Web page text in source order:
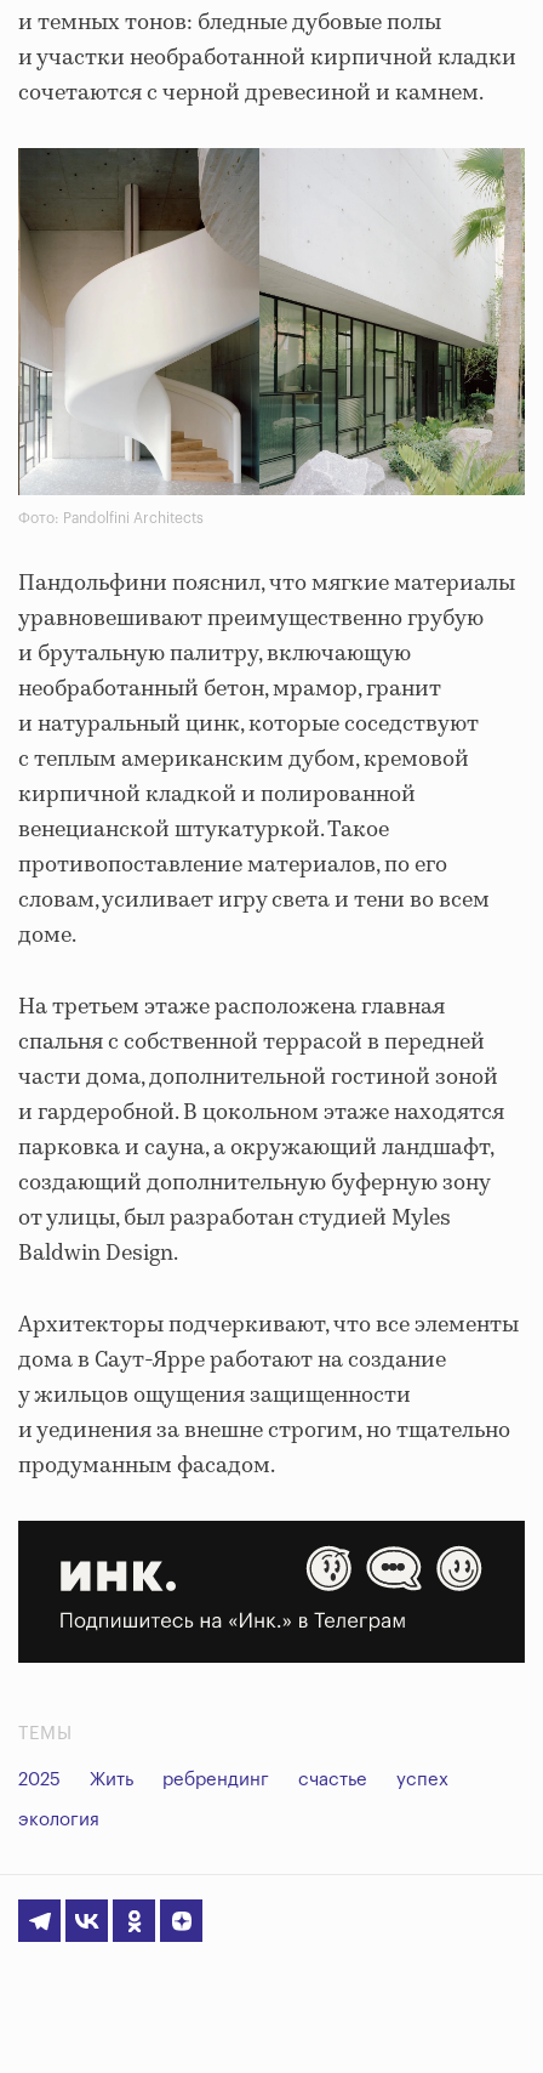
и темных тонов: бледные дубовые полы
и участки необработанной кирпичной кладки
сочетаются с черной древесиной и камнем.
Фото: Pandolfini Architects
Пандольфини пояснил, что мягкие материалы
уравновешивают преимущественно грубую
и брутальную палитру, включающую
необработанный бетон, мрамор, гранит
и натуральный цинк, которые соседствуют
с теплым американским дубом, кремовой
кирпичной кладкой и полированной
венецианской штукатуркой. Такое
противопоставление материалов, по его
словам, усиливает игру света и тени во всем
доме.
На третьем этаже расположена главная
спальня с собственной террасой в передней
части дома, дополнительной гостиной зоной
и гардеробной. В цокольном этаже находятся
парковка и сауна, а окружающий ландшафт,
создающий дополнительную буферную зону
от улицы, был разработан студией Myles
Baldwin Design.
Архитекторы подчеркивают, что все элементы
дома в Саут-Ярре работают на создание
у жильцов ощущения защищенности
и уединения за внешне строгим, но тщательно
продуманным фасадом.
ТЕМЫ
2025 Жить ребрендинг счастье успех
экология